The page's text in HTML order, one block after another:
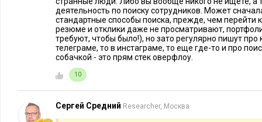
Для IT-отрасли кадровый кризис –
прозрачны и всем понятны. Чисто
базируемся в Мордовии): отъезд
он будет в родном городе, а «не столицах».
Мы идем не по самому простому пути – проводим
специалистов самостоятельно. Однако тут есть нюанс –
деятельность по поиску сотрудников. Может
стандартные способы поиска, прежде, чем перейти
резюме и отклики даже не просматривают,
требуют, чтобы было!), но зато регулярно пишут про
телеграме, то в инстаграме, то еще где-то и про
собачкой - это прям стек оверфлоу.
10
Сергей Средний Researcher, Москва